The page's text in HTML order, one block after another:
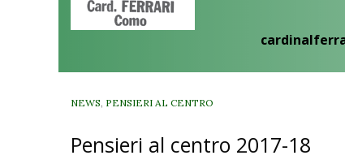
NEWS, PENSIERI AL CENTRO
Pensieri al centro 2017-18